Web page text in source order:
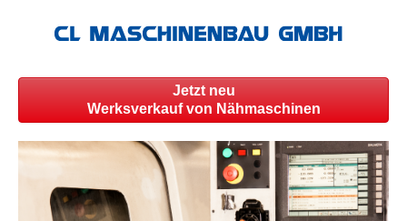
Jetzt neu
Werksverkauf von Nähmaschinen